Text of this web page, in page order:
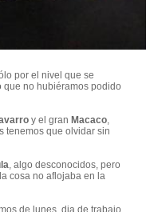
por el nivel que se
que no hubiéramos podido
y el gran Macaco,
tenemos que olvidar sin
, algo desconocidos, pero
cosa no aflojaba en la